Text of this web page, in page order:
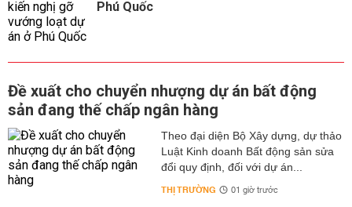
Phú Quốc
Đề xuất cho chuyển nhượng dự án bất động
sản đang thế chấp ngân hàng
Theo đại diện Bộ Xây dựng, dự thảo
Luật Kinh doanh Bất động sản sửa
đổi quy định, đối với dự án...
THỊ TRƯỜNG 01 giờ trước